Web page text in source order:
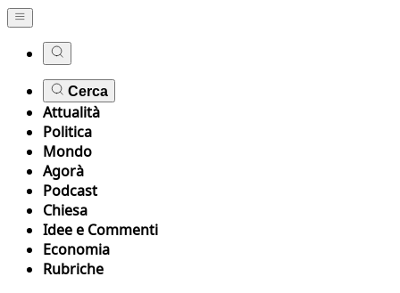
Cerca
Attualità
Politica
Mondo
Agorà
Podcast
Chiesa
Idee e Commenti
Economia
Rubriche